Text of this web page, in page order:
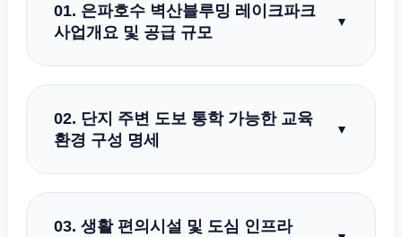
01. 은파호수 벽산블루밍 레이크파크
사업개요 및 공급 규모
▼
실수요층의 선호도가 가장 높은 전용면적
84제곱미터 단일 평형을 중심으로 구성되어
있으며 최적의 층수 설계와 혁신적인 공간
02. 단지 주변 도보 통학 가능한 교육
환경 구성 명세
▼
동선이 완벽하게 보장됩니다. 인근에 탄탄하게
03. 생활 편의시설 및 도심 인프라